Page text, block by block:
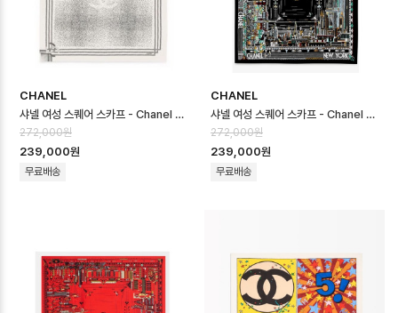
CHANEL
샤넬 여성 스퀘어 스카프 - Chanel Womens Square Scarf - acc87…
272,000원
239,000원
무료배송
CHANEL
샤넬 여성 스퀘어 스카프 - Chanel Womens Square Scarf - acc87…
272,000원
239,000원
무료배송